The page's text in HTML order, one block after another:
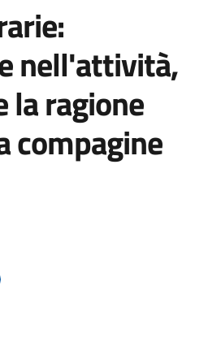
nell'attività,
la ragione
compagine